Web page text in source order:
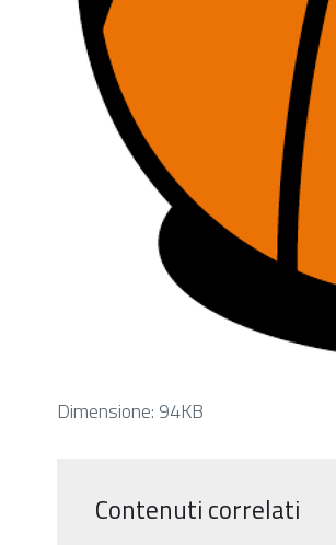
Clicca
l'immagine
Dimensione: 94KB
Contenuti correlati